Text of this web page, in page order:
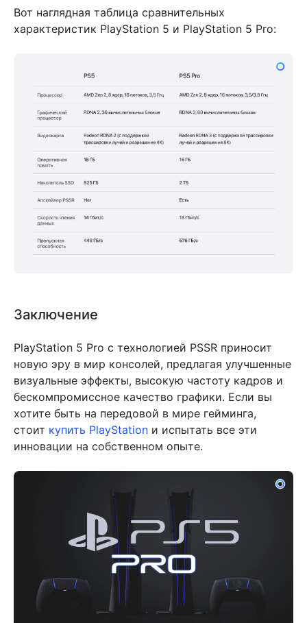
Вот наглядная таблица сравнительных
характеристик PlayStation 5 и PlayStation 5 Pro:
Заключение
PlayStation 5 Pro с технологией PSSR приносит
новую эру в мир консолей, предлагая улучшенные
визуальные эффекты, высокую частоту кадров и
бескомпромиссное качество графики. Если вы
хотите быть на передовой в мире гейминга,
стоит купить PlayStation и испытать все эти
инновации на собственном опыте.